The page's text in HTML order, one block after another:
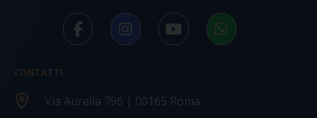
CONTATTI
Via Aurelia 796 | 00165 Roma